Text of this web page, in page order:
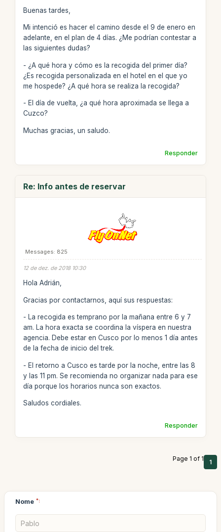
Buenas tardes,
Mi intenció es hacer el camino desde el 9 de enero en
adelante, en el plan de 4 días. ¿Me podrían contestar a
las siguientes dudas?
- ¿A qué hora y cómo es la recogida del primer día?
¿Es recogida personalizada en el hotel en el que yo
me hospede? ¿A qué hora se realiza la recogida?
- El día de vuelta, ¿a qué hora aproximada se llega a
Cuzco?
Muchas gracias, un saludo.
Responder
Re: Info antes de reservar
Messages: 825
12 de dez. de 2018 10:30
Hola Adrián,
Gracias por contactarnos, aquí sus respuestas:
- La recogida es temprano por la mañana entre 6 y 7
am. La hora exacta se coordina la víspera en nuestra
agencia. Debe estar en Cusco por lo menos 1 día antes
de la fecha de inicio del trek.
- El retorno a Cusco es tarde por la noche, entre las 8
y las 11 pm. Se recomienda no organizar nada para ese
día porque los horarios nunca son exactos.
Saludos cordiales.
Responder
Page 1 of 1 1
Nome *: